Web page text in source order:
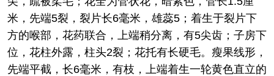
米，先端5裂，裂片长6毫米，雄蕊5；着生于裂片下
方的喉部，花药联合，上端稍分离，有5尖齿；子房下
位，花柱外露，柱头2裂；花托有长硬毛。瘦果线形，
先端平截，长6毫米，有枝，上端着生一轮黄色直立的